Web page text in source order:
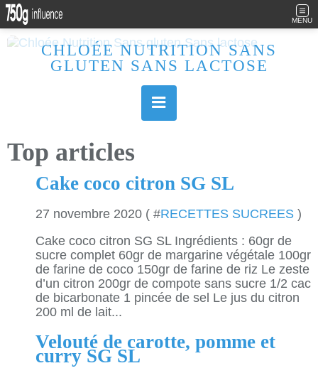
MENU
CHLOÉE NUTRITION SANS
GLUTEN SANS LACTOSE
Top articles
Cake coco citron SG SL
27 novembre 2020 ( #RECETTES SUCREES )
Cake coco citron SG SL Ingrédients : 60gr de
sucre complet 60gr de margarine végétale 100gr
de farine de coco 150gr de farine de riz Le zeste
d’un citron 200gr de compote sans sucre 1/2 cac
de bicarbonate 1 pincée de sel Le jus du citron
200 ml de lait...
Velouté de carotte, pomme et
curry SG SL